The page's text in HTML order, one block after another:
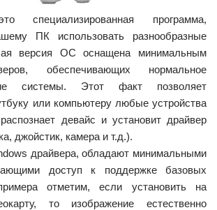
специализированная программа,
ПК использовать разнообразные
версия ОС оснащена минимальным
обеспечивающих нормальное
системы. Этот факт позволяет
или компьютеру любые устройства
девайс и установит драйвер
джойстик, камера и т.д.).
драйвера, обладают минимальными
доступ к поддержке базовых
отметим, если установить на
то изображение естественно